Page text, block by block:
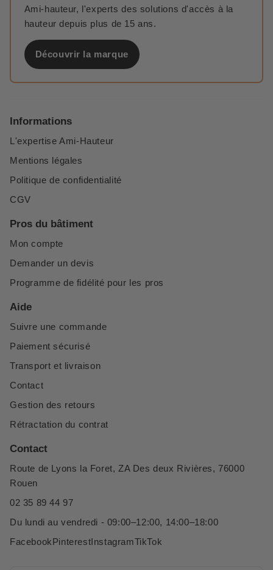
Ami-hauteur, l'experts des solutions d'accès à la
hauteur depuis plus de 15 ans.
Découvrir la marque
Informations
L'expertise Ami-Hauteur
Mentions légales
Politique de confidentialité
CGV
Pros du bâtiment
Mon compte
Demander un devis
Programme de fidélité pour les pros
Aide
Suivre une commande
Paiement sécurisé
Transport et livraison
Contact
Gestion des retours
Rétractation du contrat
Contact
Route de Lyons la Foret, ZA Des deux Rivières, 76000
Rouen
02 35 89 44 97
Du lundi au vendredi - 09:00–12:00, 14:00–18:00
FacebookPinterestInstagramTikTok